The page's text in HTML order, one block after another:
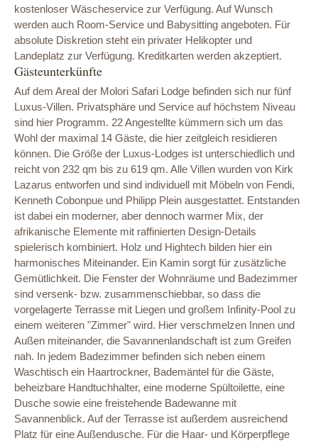
kostenloser Wäscheservice zur Verfügung. Auf Wunsch
werden auch Room-Service und Babysitting angeboten. Für
absolute Diskretion steht ein privater Helikopter und
Landeplatz zur Verfügung. Kreditkarten werden akzeptiert.
Gästeunterkünfte
Auf dem Areal der Molori Safari Lodge befinden sich nur fünf
Luxus-Villen. Privatsphäre und Service auf höchstem Niveau
sind hier Programm. 22 Angestellte kümmern sich um das
Wohl der maximal 14 Gäste, die hier zeitgleich residieren
können. Die Größe der Luxus-Lodges ist unterschiedlich und
reicht von 232 qm bis zu 619 qm. Alle Villen wurden von Kirk
Lazarus entworfen und sind individuell mit Möbeln von Fendi,
Kenneth Cobonpue und Philipp Plein ausgestattet. Entstanden
ist dabei ein moderner, aber dennoch warmer Mix, der
afrikanische Elemente mit raffinierten Design-Details
spielerisch kombiniert. Holz und Hightech bilden hier ein
harmonisches Miteinander. Ein Kamin sorgt für zusätzliche
Gemütlichkeit. Die Fenster der Wohnräume und Badezimmer
sind versenk- bzw. zusammenschiebbar, so dass die
vorgelagerte Terrasse mit Liegen und großem Infinity-Pool zu
einem weiteren "Zimmer" wird. Hier verschmelzen Innen und
Außen miteinander, die Savannenlandschaft ist zum Greifen
nah. In jedem Badezimmer befinden sich neben einem
Waschtisch ein Haartrockner, Bademäntel für die Gäste,
beheizbare Handtuchhalter, eine moderne Spültoilette, eine
Dusche sowie eine freistehende Badewanne mit
Savannenblick. Auf der Terrasse ist außerdem ausreichend
Platz für eine Außendusche. Für die Haar- und Körperpflege